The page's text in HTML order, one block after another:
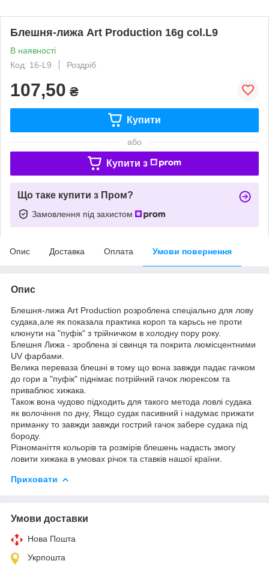
Блешня-лижа Art Production 16g col.L9
В наявності
Код: 16-L9
Роздріб
107,50 ₴
Купити
або
Купити з
Що таке купити з Пром?
Замовлення під захистом
Опис Доставка Оплата Умови повернення
Опис
Блешня-лижа Art Production розроблена спеціально для лову
судака,але як показала практика короп та карьсь не проти
клюнути на "пуфік" з трійничком в холодну пору року.
Блешня Лижа - зроблена зі свинця та покрита люмісцентними
UV фарбами.
Велика переваза блешні в тому що вона завжди падає гачком
до гори а "пуфік" піднімає потрійний гачок люрексом та
приваблює хижака.
Також вона чудово підходить для такого метода ловлі судака
як волочіння по дну, Якщо судак пасивний і надумає прижати
приманку то завжди завжди гострий гачок забере судака під
бороду.
Різноманіття кольорів та розмірів блешень надасть змогу
ловити хижака в умовах річок та ставків нашої країни.
Приховати
Умови доставки
Нова Пошта
Укрпошта